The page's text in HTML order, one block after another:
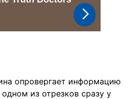
опровергает информацию
из отрезков сразу у